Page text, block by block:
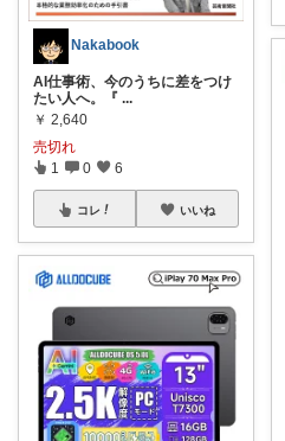
Nakabook
AI仕事術、今のうちに差をつけ
たい人へ。『 ...
￥ 2,640
売切れ
1 0 6
コレ いいね